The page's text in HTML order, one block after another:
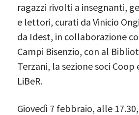
ragazzi rivolti a insegnanti,
e lettori, curati da Vinicio
da Idest, in collaborazione
Campi Bisenzio, con al
Terzani, la sezione soci Coop
LiBeR.
Giovedì 7 febbraio, alle